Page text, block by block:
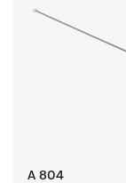
A 804